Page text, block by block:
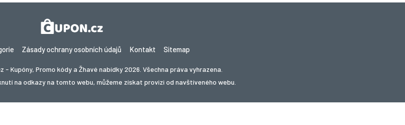
Zásady ochrany osobních údajů Kontakt Sitemap
- Kupóny, Promo kódy a Žhavé nabídky 2026. Všechna práva vyhrazena.
na odkazy na tomto webu, můžeme získat provizi od navštíveného webu.